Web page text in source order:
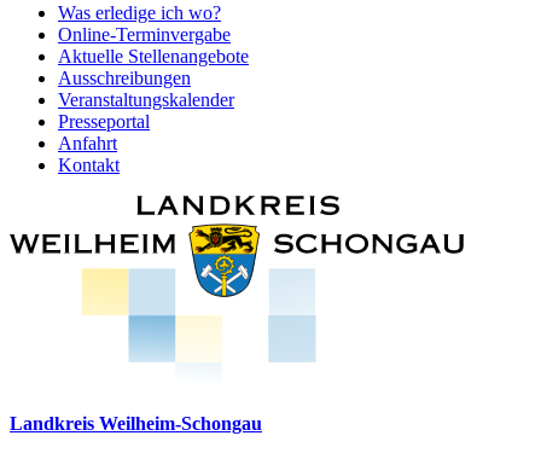
Was erledige ich wo?
Online-Terminvergabe
Aktuelle Stellenangebote
Ausschreibungen
Veranstaltungskalender
Presseportal
Anfahrt
Kontakt
Landkreis Weilheim-Schongau